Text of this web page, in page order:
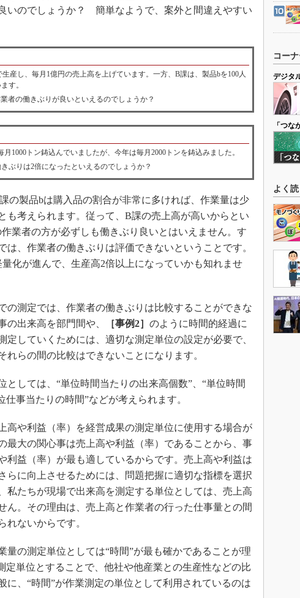
いのでしょうか？ 簡単なようで、案外と間違えやすい
産し、毎月1億円の売上高を上げています。一方、B課は、製品bを100人
す。
者の働きぶりが良いといえるのでしょうか？
1000トン鋳込んでいましたが、今年は毎月2000トンを鋳込みました。
ぶりは2倍になったといえるのでしょうか？
の製品bは購入品の割合が非常に多ければ、作業量は少
も考えられます。従って、B課の売上高が高いからとい
業者の方が必ずしも働きぶり良いとはいえません。す
は、作業者の働きぶりは評価できないということです。
化が進んで、生産高2倍以上になっていかも知れませ
測定では、作業者の働きぶりは比較することができな
の出来高を部門間や、
［事例2］ のように時間的経過に
定していくためには、適切な測定単位の設定が必要で、
れらの間の比較はできないことになります。
しては、“単位時間当たりの出来高個数”、“単位時間
事当たりの時間”などが考えられます。
や利益（率）を経営成果の測定単位に使用する場合が
最大の関心事は売上高や利益（率）であることから、事
利益（率）が最も適しているからです。売上高や利益は
らに向上させるためには、問題把握に適切な指標を選択
私たちが現場で出来高を測定する単位としては、売上高
ん。その理由は、売上高と作業者の行った仕事量との間
れないからです。
の測定単位としては“時間”が最も確かであることが理
定単位とすることで、他社や他産業との生産性などの比
に、“時間”が作業測定の単位として利用されているのは
コー
デジタ
「つな
よく